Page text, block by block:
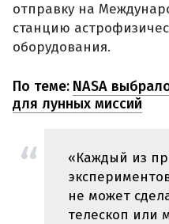
отправку на
станцию
оборудования.
По теме: NASA
для лунных миссий
«Каждый из
не может
телескоп или